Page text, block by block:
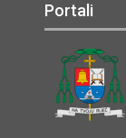
Portali